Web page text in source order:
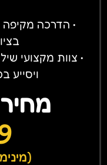
• הדרכה מקיפה
• צוות מקצועי
ויסייע
(מינימום 2